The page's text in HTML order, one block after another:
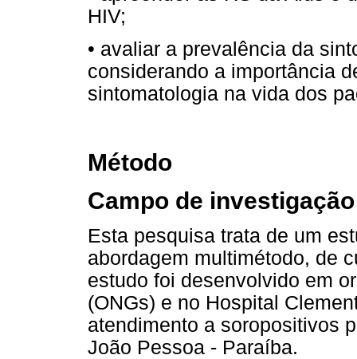
HIV;
• avaliar a prevalência da
considerando a importância
sintomatologia na vida dos
Método
Campo de investigação
Esta pesquisa trata de um
abordagem multimétodo, de
estudo foi desenvolvido em
(ONGs) e no Hospital
atendimento a soropositivos
João Pessoa - Paraíba.